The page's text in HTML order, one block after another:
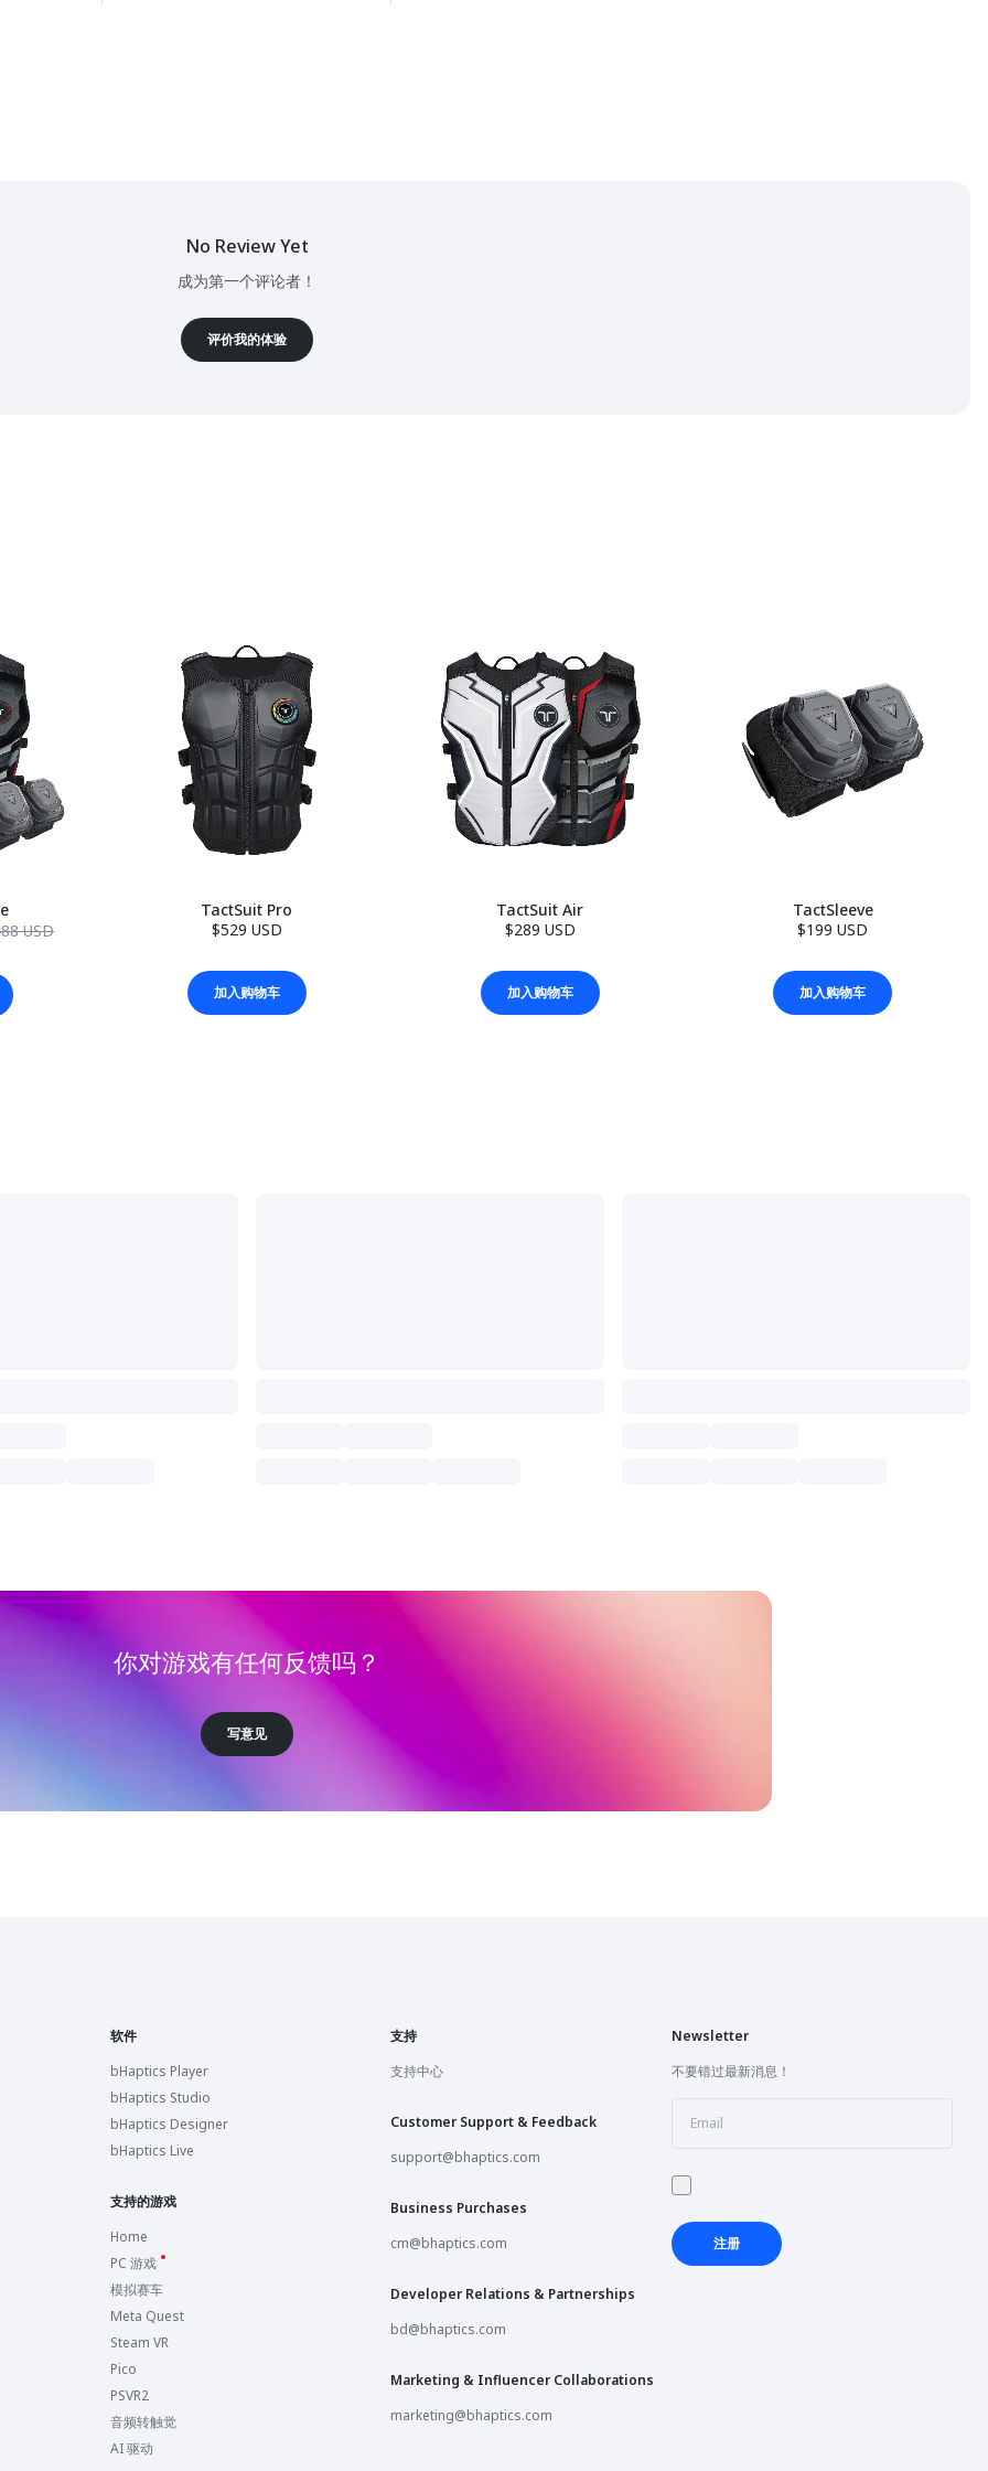
No Review Yet
成为第一个评论者！
评价我的体验
USD
TactSuit Pro
$529 USD
加入购物车
TactSuit Air
$289 USD
加入购物车
TactSleeve
$199 USD
加入购物车
你对游戏有任何反馈吗？
写意见
软件
bHaptics Player
bHaptics Studio
bHaptics Designer
bHaptics Live
支持的游戏
Home
PC 游戏
模拟赛车
Meta Quest
Steam VR
Pico
PSVR2
音频转触觉
AI 驱动
支持
支持中心
Customer Support & Feedback
support@bhaptics.com
Business Purchases
cm@bhaptics.com
Developer Relations & Partnerships
bd@bhaptics.com
Marketing & Influencer Collaborations
marketing@bhaptics.com
Newsletter
不要错过最新消息！
注册